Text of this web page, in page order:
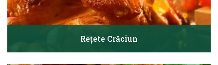
Rețete Crăciun